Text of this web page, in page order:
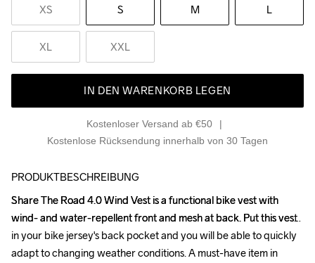
XS S M L
XL XXL
IN DEN WARENKORB LEGEN
Kostenloser Versand ab €50
Kostenlose Rücksendung innerhalb von 30 Tagen
PRODUKTBESCHREIBUNG
Share The Road 4.0 Wind Vest is a functional bike vest with
wind- and water-repellent front and mesh at back. Put this vest
in your bike jersey's back pocket and you will be able to quickly
adapt to changing weather conditions. A must-have item in
Share The Road 4.0 Wind Vest is a functional bike vest with
wind- and water-repellent front and mesh at back. Put this vest
in your bike jersey's back pocket and you will be able to quickly
adapt to changing weather conditions. A must-have item in